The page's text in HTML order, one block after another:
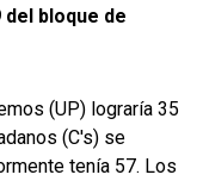
del bloque de
(UP) lograría 35
(C's) se
tenía 57. Los